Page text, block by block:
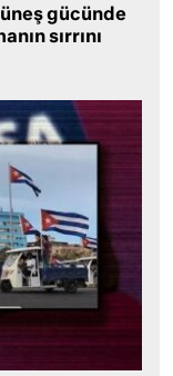
gücünde
sırrını